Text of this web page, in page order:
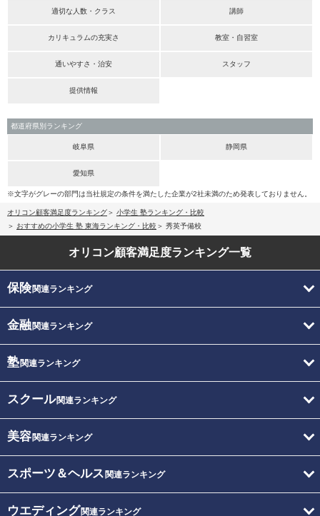
適切な人数・クラス 講師
カリキュラムの充実さ 教室・自習室
通いやすさ・治安 スタッフ
提供情報
都道府県別ランキング
岐阜県 静岡県
愛知県
※文字がグレーの部門は当社規定の条件を満たした企業が2社未満のため発表しておりません。
オリコン顧客満足度ランキング
小学生 塾ランキング・比較
おすすめの小学生 塾 東海ランキング・比較
秀英予備校
オリコン顧客満足度ランキング一覧
保険関連ランキング
金融関連ランキング
塾関連ランキング
スクール関連ランキング
美容関連ランキング
スポーツ＆ヘルス 関連ランキング
ウエディング関連ランキング